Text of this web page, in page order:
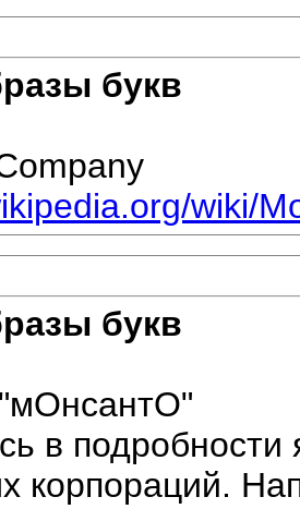
букв
wiki/
букв
в подробности
корпораций.